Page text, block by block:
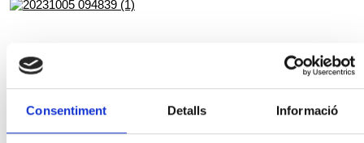
Consentiment Detalls Informació